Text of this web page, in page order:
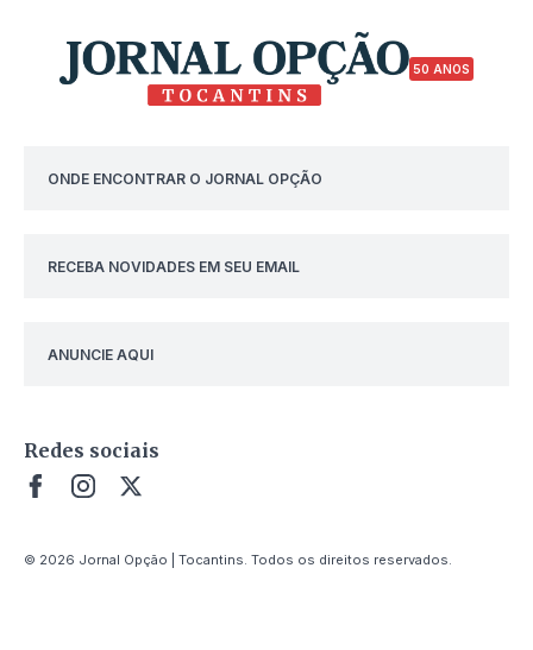
50 ANOS
ONDE ENCONTRAR O JORNAL OPÇÃO
RECEBA NOVIDADES EM SEU EMAIL
ANUNCIE AQUI
Redes sociais
© 2026 Jornal Opção | Tocantins. Todos os direitos reservados.